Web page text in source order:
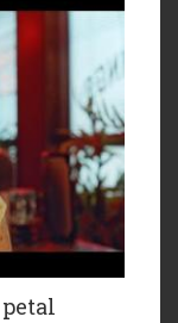
petal